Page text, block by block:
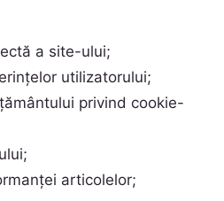
a site-ului;
utilizatorului;
privind cookie-
articolelor;